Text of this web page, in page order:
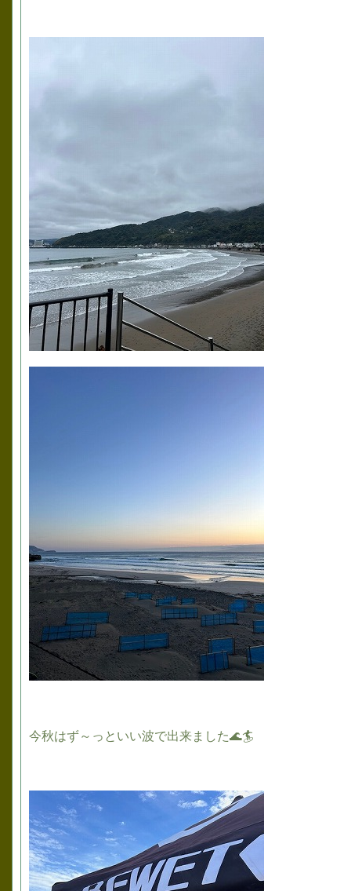
今秋はず～っといい波で出来ました🌊🏄